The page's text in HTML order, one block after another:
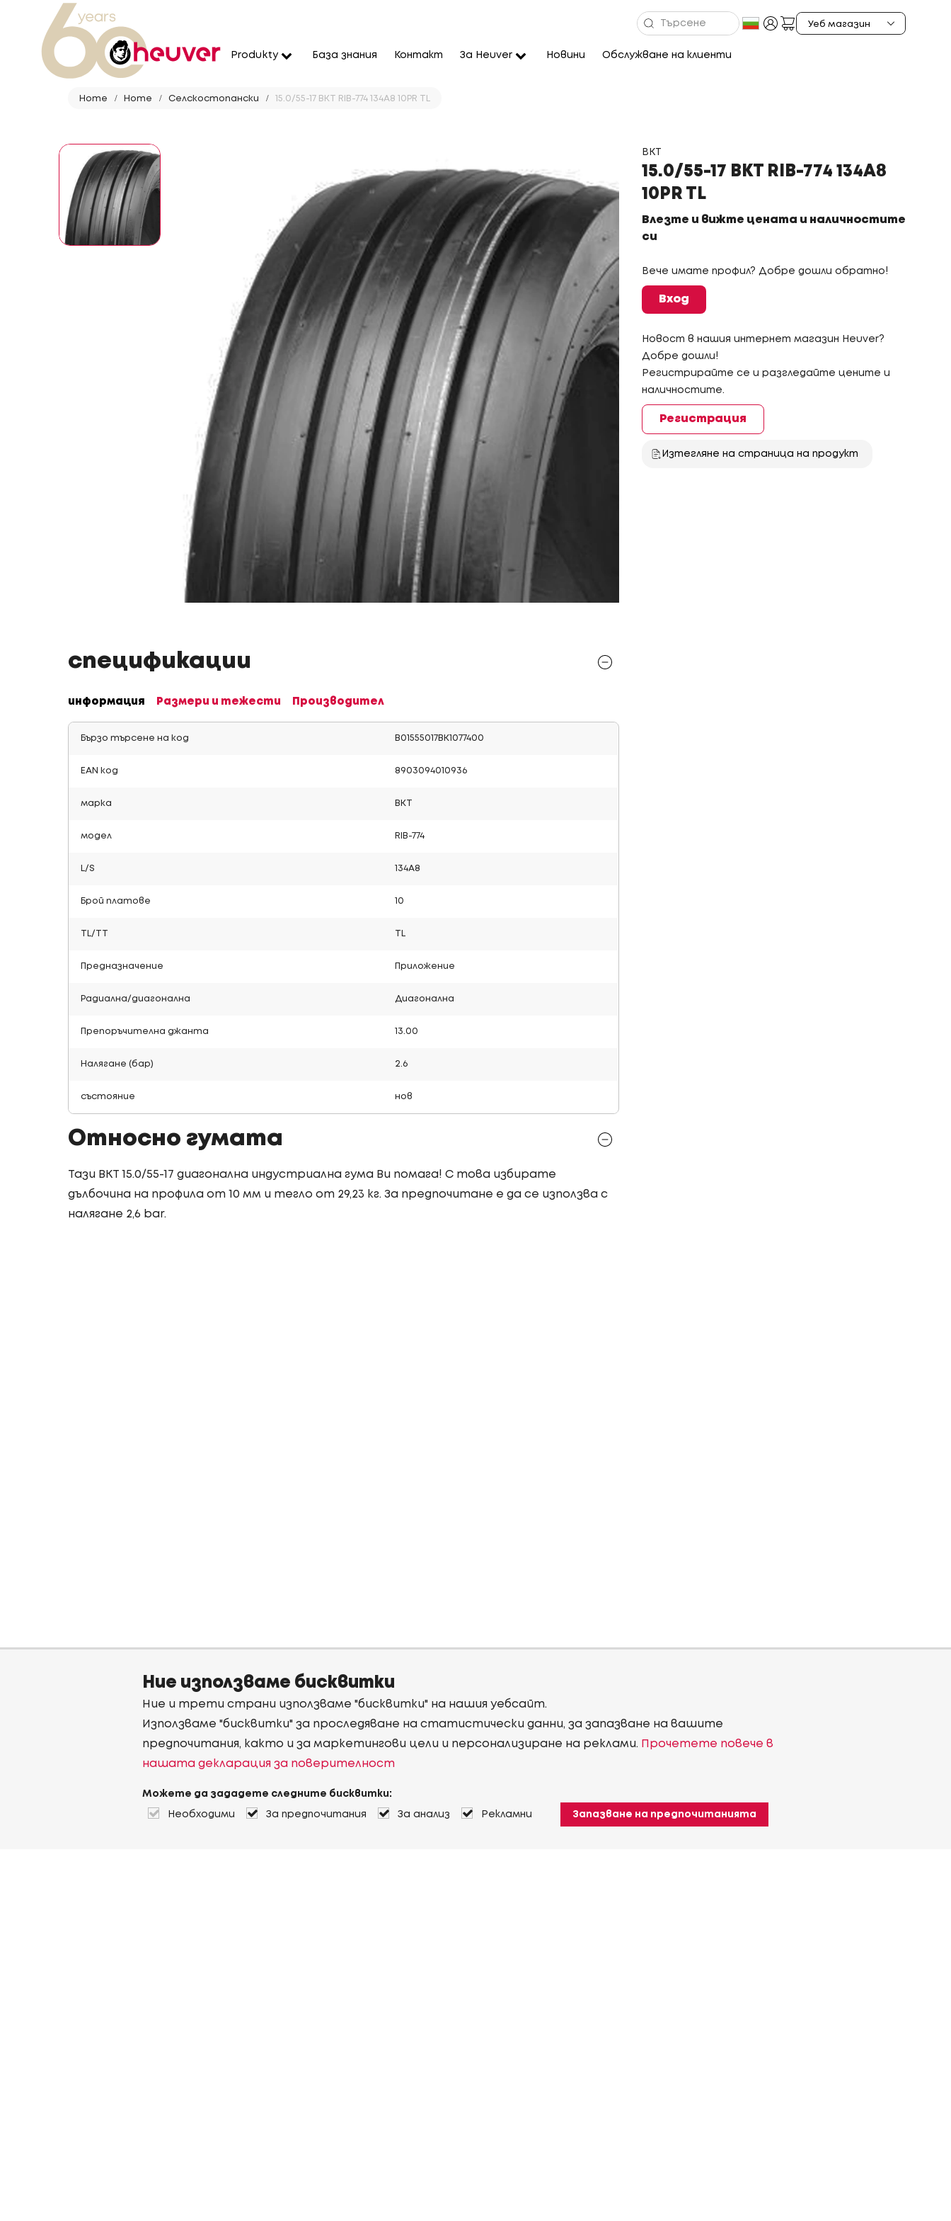
Produkty База знания Контакт За Heuver Новини Обслужване на клиенти
Home Home Селскостопански 15.0/55-17 BKT RIB-774 134A8 10PR TL
BKT
15.0/55-17 BKT RIB-774 134A8
10PR TL
Влезте и вижте цената и наличностите
си
Вече имате профил? Добре дошли обратно!
Вход
Новост в нашия интернет магазин Heuver?
Добре дошли!
Регистрирайте се и разгледайте цените и
наличностите.
Регистрация
Изтегляне на страница на продукт
спецификации
информация Размери и тежести Производител
Бързо търсене на код B01555017BK1077400
EAN код 8903094010936
марка BKT
модел RIB-774
L/S 134A8
Брой платове 10
TL/TT
Предназначение Приложение
Радиална/диагонална Диагонална
Препоръчителна джанта 13.00
Налягане (бар) 2.6
състояние нов
Относно гумата
Тази BKT 15.0/55-17 диагонална индустриална гума Ви помага! С това избирате
дълбочина на профила от 10 мм и тегло от 29,23 кг. За предпочитане е да се използва с
налягане 2,6 bar.
Ние използваме бисквитки
Ние и трети страни използваме "бисквитки" на нашия уебсайт.
Използваме "бисквитки" за проследяване на статистически данни, за запазване на вашите
предпочитания, както и за маркетингови цели и персонализиране на реклами. Прочетете повече в
нашата декларация за поверителност
Можете да зададете следните бисквитки:
Необходими За предпочитания За анализ Рекламни Запазване на предпочитанията